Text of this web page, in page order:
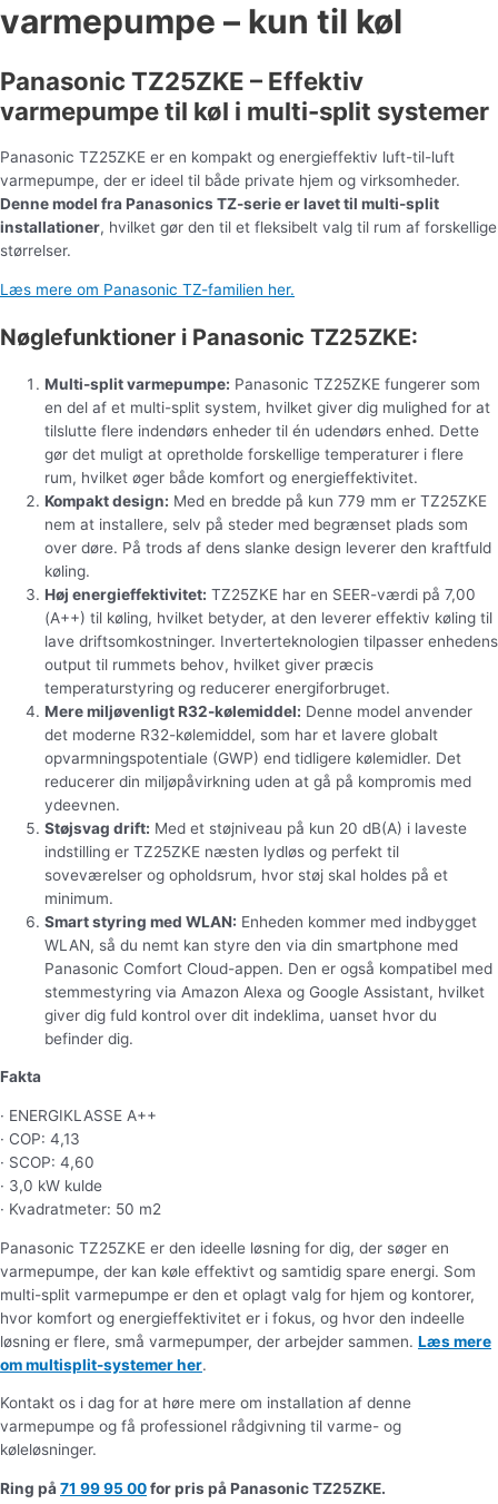
varmepumpe – kun til køl
Panasonic TZ25ZKE – Effektiv
varmepumpe til køl i multi-split systemer
Panasonic TZ25ZKE er en kompakt og energieffektiv luft-til-luft
varmepumpe, der er ideel til både private hjem og virksomheder.
Denne model fra Panasonics TZ-serie er lavet til multi-split
installationer, hvilket gør den til et fleksibelt valg til rum af forskellige
størrelser.
Læs mere om Panasonic TZ-familien her.
Nøglefunktioner i Panasonic TZ25ZKE:
Multi-split varmepumpe: Panasonic TZ25ZKE fungerer som
en del af et multi-split system, hvilket giver dig mulighed for at
tilslutte flere indendørs enheder til én udendørs enhed. Dette
gør det muligt at opretholde forskellige temperaturer i flere
rum, hvilket øger både komfort og energieffektivitet.
Kompakt design: Med en bredde på kun 779 mm er TZ25ZKE
nem at installere, selv på steder med begrænset plads som
over døre. På trods af dens slanke design leverer den kraftfuld
køling.
Høj energieffektivitet: TZ25ZKE har en SEER-værdi på 7,00
(A++) til køling, hvilket betyder, at den leverer effektiv køling til
lave driftsomkostninger. Inverterteknologien tilpasser enhedens
output til rummets behov, hvilket giver præcis
temperaturstyring og reducerer energiforbruget.
Mere miljøvenligt R32-kølemiddel: Denne model anvender
det moderne R32-kølemiddel, som har et lavere globalt
opvarmningspotentiale (GWP) end tidligere kølemidler. Det
reducerer din miljøpåvirkning uden at gå på kompromis med
ydeevnen.
Støjsvag drift: Med et støjniveau på kun 20 dB(A) i laveste
indstilling er TZ25ZKE næsten lydløs og perfekt til
soveværelser og opholdsrum, hvor støj skal holdes på et
minimum.
Smart styring med WLAN: Enheden kommer med indbygget
WLAN, så du nemt kan styre den via din smartphone med
Panasonic Comfort Cloud-appen. Den er også kompatibel med
stemmestyring via Amazon Alexa og Google Assistant, hvilket
giver dig fuld kontrol over dit indeklima, uanset hvor du
befinder dig.
Fakta
· ENERGIKLASSE A++
· COP: 4,13
· SCOP: 4,60
· 3,0 kW kulde
· Kvadratmeter: 50 m2
Panasonic TZ25ZKE er den ideelle løsning for dig, der søger en
varmepumpe, der kan køle effektivt og samtidig spare energi. Som
multi-split varmepumpe er den et oplagt valg for hjem og kontorer,
hvor komfort og energieffektivitet er i fokus, og hvor den indeelle
løsning er flere, små varmepumper, der arbejder sammen. Læs mere
om multisplit-systemer her.
Kontakt os i dag for at høre mere om installation af denne
varmepumpe og få professionel rådgivning til varme- og
køleløsninger.
Ring på71 99 95 00for pris på Panasonic TZ25ZKE.